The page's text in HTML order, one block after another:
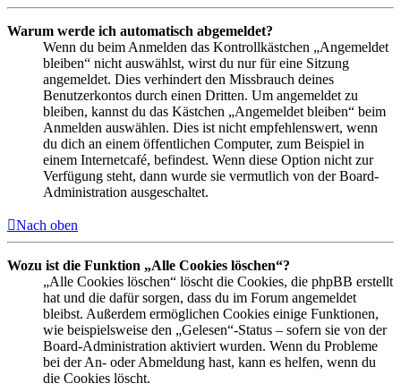
Warum werde ich automatisch abgemeldet?
Wenn du beim Anmelden das Kontrollkästchen „Angemeldet
bleiben“ nicht auswählst, wirst du nur für eine Sitzung
angemeldet. Dies verhindert den Missbrauch deines
Benutzerkontos durch einen Dritten. Um angemeldet zu
bleiben, kannst du das Kästchen „Angemeldet bleiben“ beim
Anmelden auswählen. Dies ist nicht empfehlenswert, wenn
du dich an einem öffentlichen Computer, zum Beispiel in
einem Internetcafé, befindest. Wenn diese Option nicht zur
Verfügung steht, dann wurde sie vermutlich von der Board-
Administration ausgeschaltet.
Nach oben
Wozu ist die Funktion „Alle Cookies löschen“?
„Alle Cookies löschen“ löscht die Cookies, die phpBB erstellt
hat und die dafür sorgen, dass du im Forum angemeldet
bleibst. Außerdem ermöglichen Cookies einige Funktionen,
wie beispielsweise den „Gelesen“-Status – sofern sie von der
Board-Administration aktiviert wurden. Wenn du Probleme
bei der An- oder Abmeldung hast, kann es helfen, wenn du
die Cookies löscht.